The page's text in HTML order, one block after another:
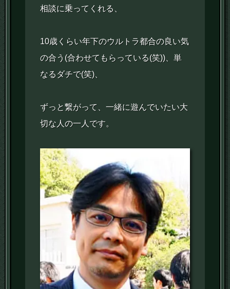
相談に乗ってくれる、
10歳くらい年下のウルトラ都合の良い気
の合う(合わせてもらっている(笑))、単
なるダチで(笑)、
ずっと繋がって、一緒に遊んでいたい大
切な人の一人です。